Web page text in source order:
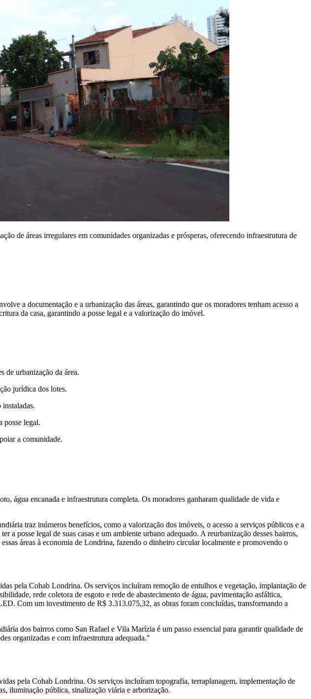
de áreas irregulares em comunidades organizadas e prósperas, oferecendo infraestrutura de
a documentação e a urbanização das áreas, garantindo que os moradores tenham acesso a
da casa, garantindo a posse legal e a valorização do imóvel.
de urbanização da área.
jurídica dos lotes.
posse legal.
a comunidade.
água encanada e infraestrutura completa. Os moradores ganharam qualidade de vida e
traz inúmeros benefícios, como a valorização dos imóveis, o acesso a serviços públicos e a
a posse legal de suas casas e um ambiente urbano adequado. A reurbanização desses bairros,
áreas à economia de Londrina, fazendo o dinheiro circular localmente e promovendo o
pela Cohab Londrina. Os serviços incluíram remoção de entulhos e vegetação, implantação de
rede coletora de esgoto e rede de abastecimento de água, pavimentação asfáltica,
Com um investimento de R$ 3.313.075,32, as obras foram concluídas, transformando a
dos bairros como San Rafael e Vila Marízia é um passo essencial para garantir qualidade de
organizadas e com infraestrutura adequada."
pela Cohab Londrina. Os serviços incluíram topografia, terraplanagem, implementação de
iluminação pública, sinalização viária e arborização.